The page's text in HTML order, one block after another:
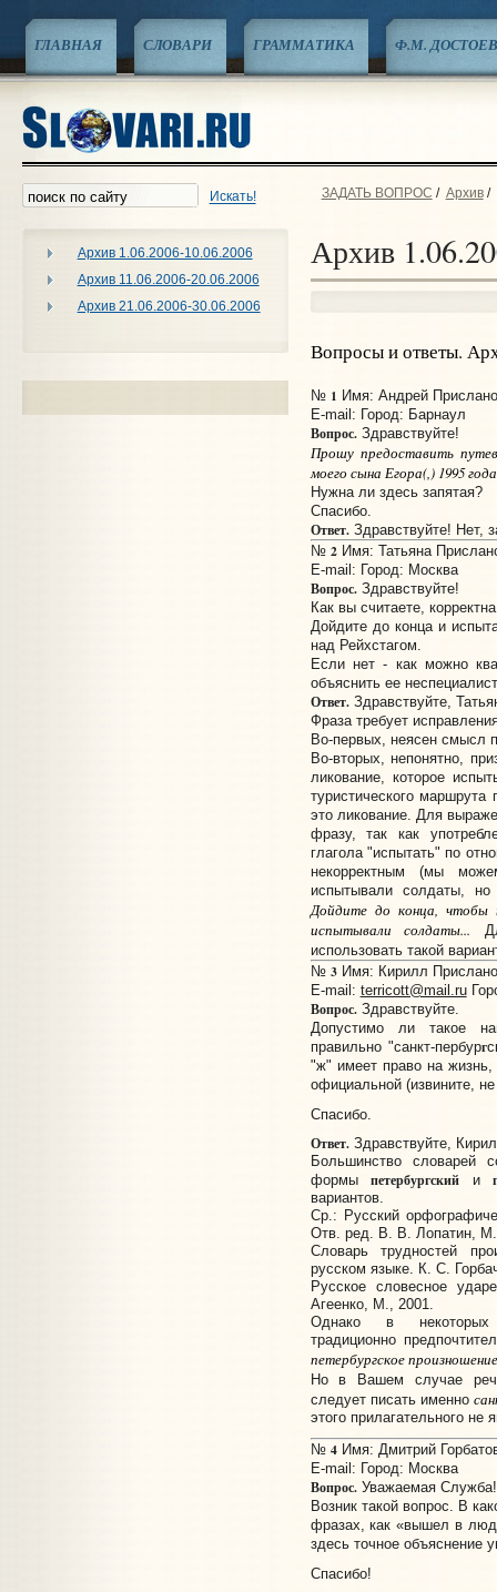
ГЛАВНАЯ СЛОВАРИ ГРАММАТИКА Ф.М.
Искать!
Архив 1.06.2006-10.06.2006
Архив 11.06.2006-20.06.2006
Архив 21.06.2006-30.06.2006
ЗАДАТЬ ВОПРОС / Архив/
Архив
Вопросы и ответы.
№ 1 Имя: Андрей
E-mail: Город: Барнаул
Вопрос.Здравствуйте!
Прошу предоставить
моего сына Егора(,) 1995
Нужна ли здесь запятая?
Спасибо.
Ответ.Здравствуйте! Нет,
№ 2Имя: Татьяна
E-mail: Город: Москва
Вопрос.Здравствуйте!
Как вы считаете,
Дойдите до конца и
над Рейхстагом.
Если нет - как можно
объяснить ее
Ответ.Здравствуйте,
Фраза требует
Во-первых, неясен смысл
Во-вторых, непонятно,
ликование, которое
туристического
это ликование. Для
фразу, так как
глагола "испытать" по
некорректным (мы
испытывали солдаты,
Дойдите до конца, чтобы
испытывали солдаты...
использовать такой
№ 3Имя: Кирилл
E-mail: terricott@mail.ru
Вопрос.Здравствуйте.
Допустимо ли такое
правильно "санкт-пербург
"ж" имеет право на жизнь,
официальной (извините,
Спасибо.
Ответ.Здравствуйте,
Большинство словарей
формыпетербургский и
вариантов.
Ср.: Русский
Отв. ред. В. В. Лопатин,
Словарь трудностей
русском языке. К. С.
Русское словесное
Агеенко, М., 2001.
Однако в некоторых
традиционно
петербургское произношение
Но в Вашем случае
следует писать именно
этого прилагательного не
№ 4Имя: Дмитрий
E-mail: Город: Москва
Вопрос.Уважаемая Служба!
Возник такой вопрос. В
фразах, как «вышел в
здесь точное объяснение
Спасибо!